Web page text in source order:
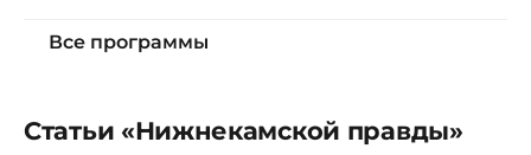
Все программы
Статьи «Нижнекамской правды»